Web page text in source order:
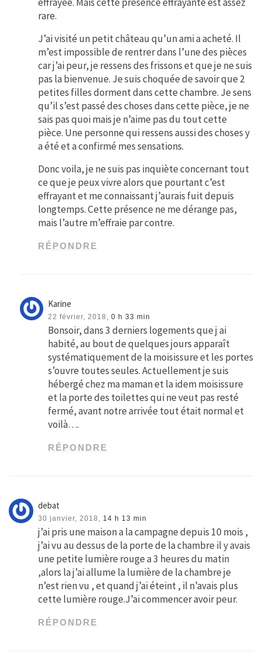
rare.
J’ai visité un petit château qu’un ami a acheté. Il
m’est impossible de rentrer dans l’une des pièces
car j’ai peur, je ressens des frissons et que je ne suis
pas la bienvenue. Je suis choquée de savoir que 2
petites filles dorment dans cette chambre. Je sens
qu’il s’est passé des choses dans cette pièce, je ne
sais pas quoi mais je n’aime pas du tout cette
pièce. Une personne qui ressens aussi des choses y
a été et a confirmé mes sensations.
Donc voila, je ne suis pas inquiète concernant tout
ce que je peux vivre alors que pourtant c’est
effrayant et me connaissant j’aurais fuit depuis
longtemps. Cette présence ne me dérange pas,
mais l’autre m’effraie par contre.
RÉPONDRE
Karine
22 février, 2018, 0 h 33 min
Bonsoir, dans 3 derniers logements que j ai
habité, au bout de quelques jours apparaît
systématiquement de la moisissure et les portes
s’ouvre toutes seules. Actuellement je suis
hébergé chez ma maman et la idem moisissure
et la porte des toilettes qui ne veut pas resté
fermé, avant notre arrivée tout était normal et
voilà….
RÉPONDRE
debat
30 janvier, 2018, 14 h 13 min
j’ai pris une maison a la campagne depuis 10 mois ,
j’ai vu au dessus de la porte de la chambre il y avais
une petite lumière rouge a 3 heures du matin
,alors la j’ai allume la lumière de la chambre je
n’est rien vu , et quand j’ai éteint , il n’avais plus
cette lumière rouge.J’ai commencer avoir peur.
RÉPONDRE